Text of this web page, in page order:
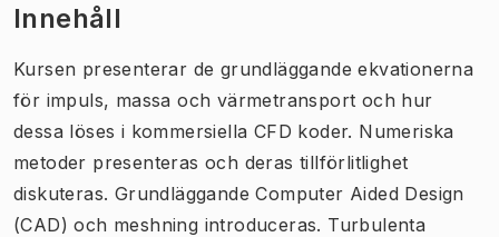
Innehåll
Kursen presenterar de grundläggande ekvationerna
för impuls, massa och värmetransport och hur
dessa löses i kommersiella CFD koder. Numeriska
metoder presenteras och deras tillförlitlighet
diskuteras. GrundläggandeComputer Aided Design
(CAD) och meshning introduceras. Turbulenta